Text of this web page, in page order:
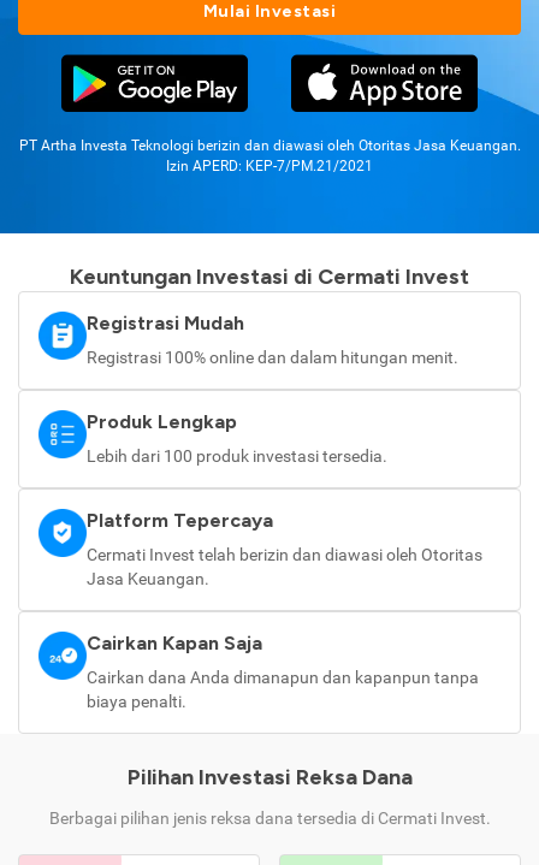
Mulai Investasi
PT Artha Investa Teknologi berizin dan diawasi oleh Otoritas Jasa Keuangan.
Izin APERD: KEP-7/PM.21/2021
Keuntungan Investasi di Cermati Invest
Registrasi Mudah
Registrasi 100% online dan dalam hitungan menit.
Produk Lengkap
Lebih dari 100 produk investasi tersedia.
Platform Tepercaya
Cermati Invest telah berizin dan diawasi oleh Otoritas
Jasa Keuangan.
Cairkan Kapan Saja
Cairkan dana Anda dimanapun dan kapanpun tanpa
biaya penalti.
Pilihan Investasi Reksa Dana
Berbagai pilihan jenis reksa dana tersedia di Cermati Invest.